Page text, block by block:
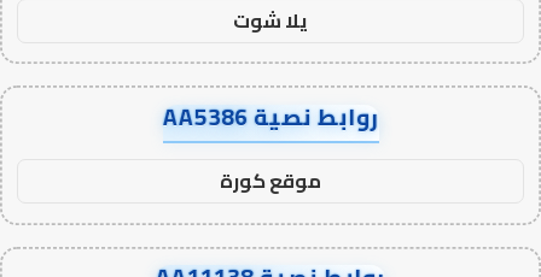
يلا شوت
روابط نصية AA5386
موقع كورة